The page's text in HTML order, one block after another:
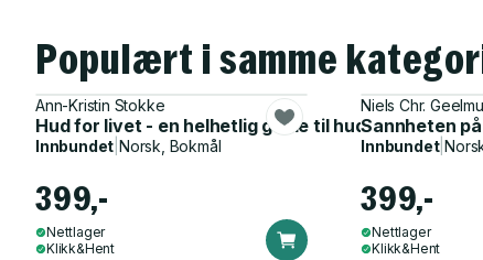
Populært i samme
Ann-Kristin Stokke
Hud for livet - en helhetlig guide til hudhelse : slik
Innbundet |Norsk, Bokmål
399,-
Nettlager
Klikk&Hent
Niels Chr.
Sannheten
Innbundet|
399,-
Nettlager
Klikk&Hent